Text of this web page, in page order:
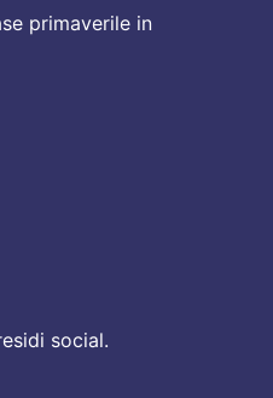
primaverile in
social.